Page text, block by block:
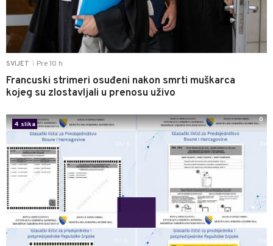
SVIJET Pre 10 h
Francuski strimeri osuđeni nakon smrti muškarca
kojeg su zlostavljali u prenosu uživo
4 slika
0